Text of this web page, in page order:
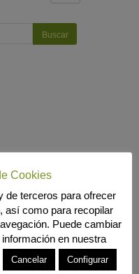
Cookies
de terceros para ofrecer
así como para recopilar
Puede cambiar
en nuestra
Cancelar Configurar